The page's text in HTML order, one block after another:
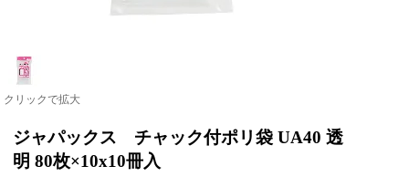
クリックで拡大
ジャパックス チャック付ポリ袋 UA40 透
明 80枚×10x10冊入